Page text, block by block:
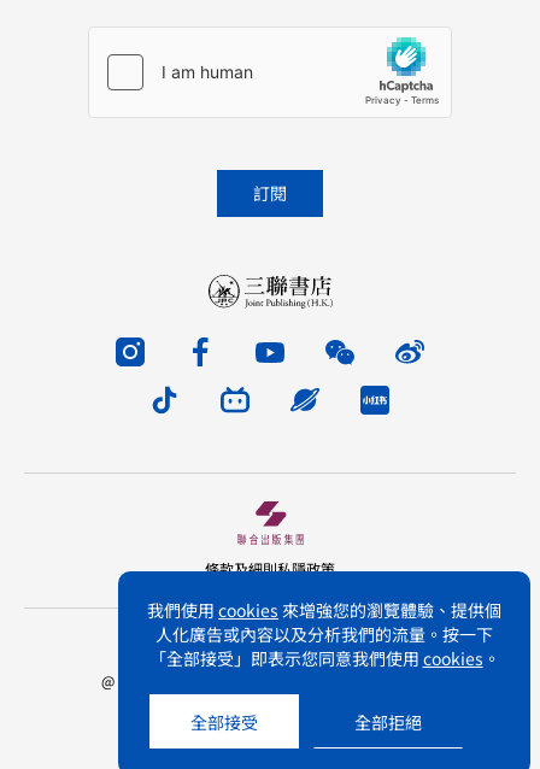
我們使用 cookies 來增強您的瀏覽體驗、提供個
人化廣告或內容以及分析我們的流量。按一下
「全部接受」即表示您同意我們使用 cookies 。
全部接受 全部拒絕
版權所有 不得轉載 三聯書店(香港)有限公司
@ Joint Publishing (Hong Kong) Company Limited.
All rights reserved.
條款及細則私隱政策